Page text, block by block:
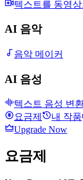
텍스트를 동영상
AI 음악
음악 메이커
AI 음성
텍스트 음성 변
요금제
내 작품
Upgrade Now
요금제